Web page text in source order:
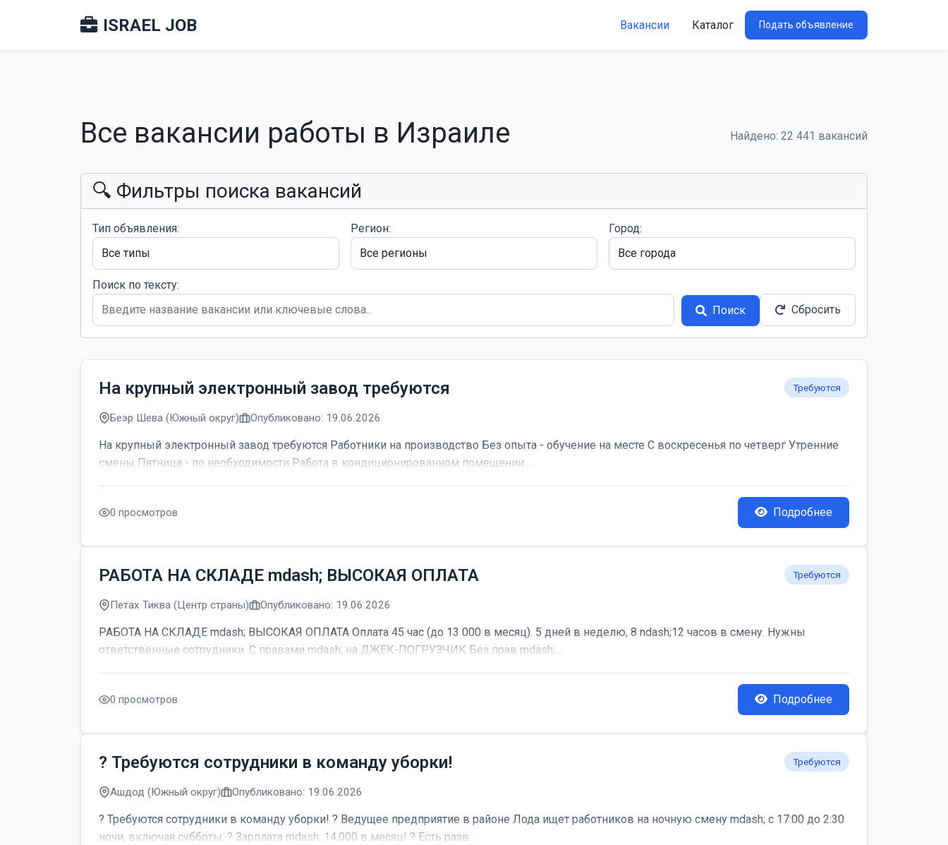
ISRAEL JOB Вакансии Каталог Подать объявление
Все вакансии работы в Израиле Найдено: 22 441 вакансий
🔍 Фильтры поиска вакансий
Тип объявления: Регион: Город:
Поиск по тексту:
Поиск
Сбросить
На крупный электронный завод требуются Требуются
Беэр Шева (Южный округ) Опубликовано: 19.06.2026
На крупный электронный завод требуются Работники на производство Без опыта - обучение на месте С воскресенья по четверг Утренние
смены Пятница - по необходимости Работа в кондиционированном помещении ...
0 просмотров Подробнее
РАБОТА НА СКЛАДЕ mdash; ВЫСОКАЯ ОПЛАТА Требуются
Петах Тиква (Центр страны) Опубликовано: 19.06.2026
РАБОТА НА СКЛАДЕ mdash; ВЫСОКАЯ ОПЛАТА Оплата 45 час (до 13 000 в месяц). 5 дней в неделю, 8 ndash;12 часов в смену. Нужны
ответственные сотрудники. С правами mdash; на ДЖЕК-ПОГРУЗЧИК Без прав mdash; ...
0 просмотров Подробнее
? Требуются сотрудники в команду уборки! Требуются
Ашдод (Южный округ) Опубликовано: 19.06.2026
? Требуются сотрудники в команду уборки! ? Ведущее предприятие в районе Лода ищет работников на ночную смену mdash; с 17:00 до 2:30
ночи, включая субботы. ? Зарплата mdash; 14,000 в месяц! ? Есть разв...